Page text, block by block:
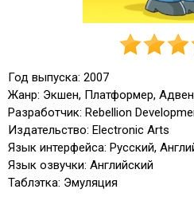
Год выпуска: 2007
Жанр: Экшен, Платформер,
Разработчик: Rebellion
Издательство: Electronic Arts
Язык интерфейса: Русский,
Язык озвучки: Английский
Таблэтка: Эмуляция